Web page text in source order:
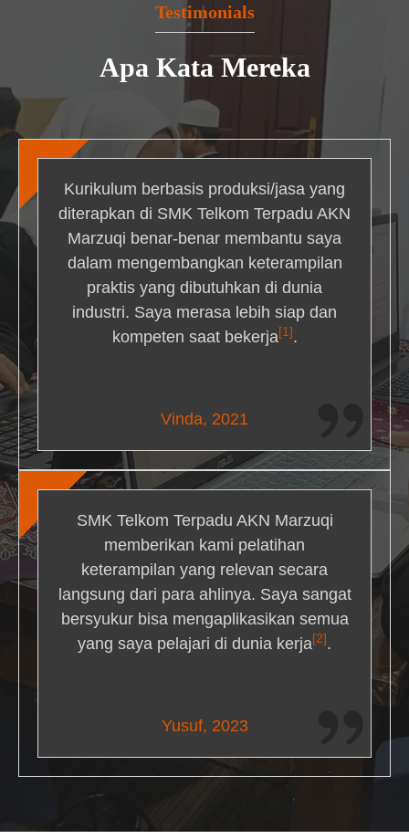
Testimonials
Apa Kata Mereka
Kurikulum berbasis produksi/jasa yang
diterapkan di SMK Telkom Terpadu AKN
Marzuqi benar-benar membantu saya
dalam mengembangkan keterampilan
praktis yang dibutuhkan di dunia
industri. Saya merasa lebih siap dan
kompeten saat bekerja[1] .
Vinda, 2021
SMK Telkom Terpadu AKN Marzuqi
memberikan kami pelatihan
keterampilan yang relevan secara
langsung dari para ahlinya. Saya sangat
bersyukur bisa mengaplikasikan semua
yang saya pelajari di dunia kerja[2] .
Yusuf, 2023